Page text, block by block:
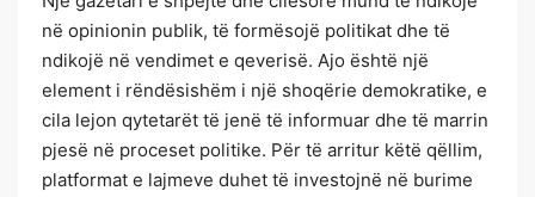
në opinionin publik, të formësojë politikat dhe të
ndikojë në vendimet e qeverisë. Ajo është një
element i rëndësishëm i një shoqërie demokratike, e
cila lejon qytetarët të jenë të informuar dhe të marrin
pjesë në proceset politike. Për të arritur këtë qëllim,
platformat e lajmeve duhet të investojnë në burime